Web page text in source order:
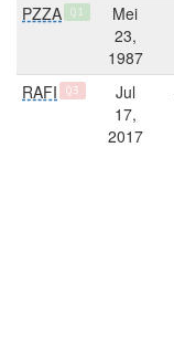
PZZA Q1
Mei
23,
1987
RAFI Q3
Jul
17,
2017